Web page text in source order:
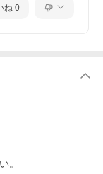
ね 0
。